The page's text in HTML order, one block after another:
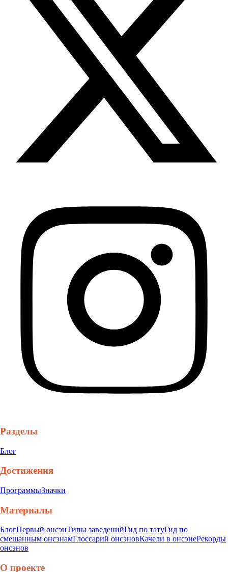
Разделы
Блог
Достижения
ПрограммыЗначки
Материалы
БлогПервый онсэнТипы заведенийГид по татуГид по
смешанным онсэнамГлоссарий онсэновКачели в онсэнеРекорды
онсэнов
О проекте